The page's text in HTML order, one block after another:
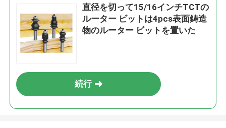
直径を切って15/16インチTCTの
ルーター ビットは4pcs表面鋳造
物のルーター ビットを置いた
続行